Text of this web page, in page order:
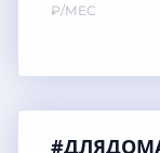
₽/МЕС